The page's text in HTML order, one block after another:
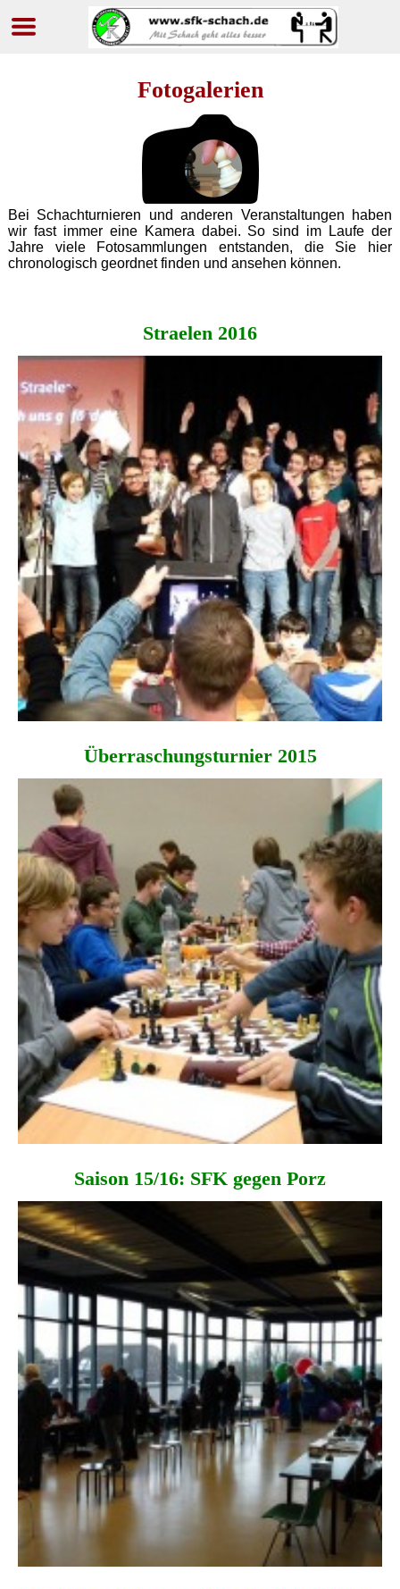
Fotogalerien
Bei Schachturnieren und anderen Veranstaltungen haben
wir fast immer eine Kamera dabei. So sind im Laufe der
Jahre viele Fotosammlungen entstanden, die Sie hier
chronologisch geordnet finden und ansehen können.
Straelen 2016
Überraschungsturnier 2015
Saison 15/16: SFK gegen Porz